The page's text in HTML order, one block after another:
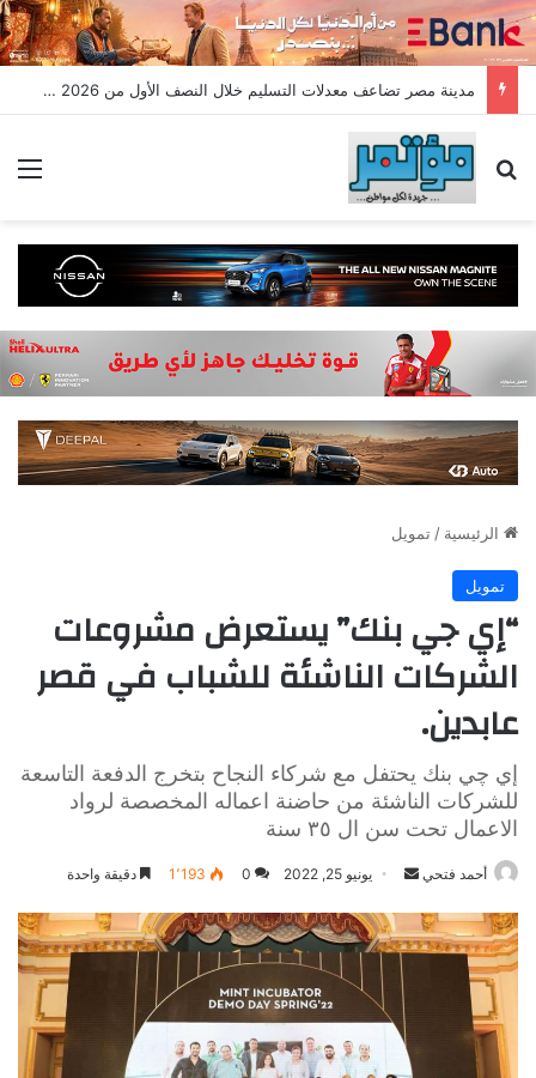
مدينة مصر تضاعف معدلات التسليم خلال النصف الأول من 2026 وتسجل مبيعات جديدة بقيمة 28.4 مليار جنيه
بحث عن
الرئيسية / تمويل
تمويل
“إي جي بنك” يستعرض مشروعات
الشركات الناشئة للشباب في قصر
عابدين.
إي چي بنك يحتفل مع شركاء النجاح بتخرج الدفعة التاسعة
للشركات الناشئة من حاضنة اعماله المخصصة لرواد
الاعمال تحت سن ال ٣٥ سنة
أحمد فتحي
أرسل
إلكترونيا
يونيو 25, 2022 0 1٬193 دقيقة واحدة